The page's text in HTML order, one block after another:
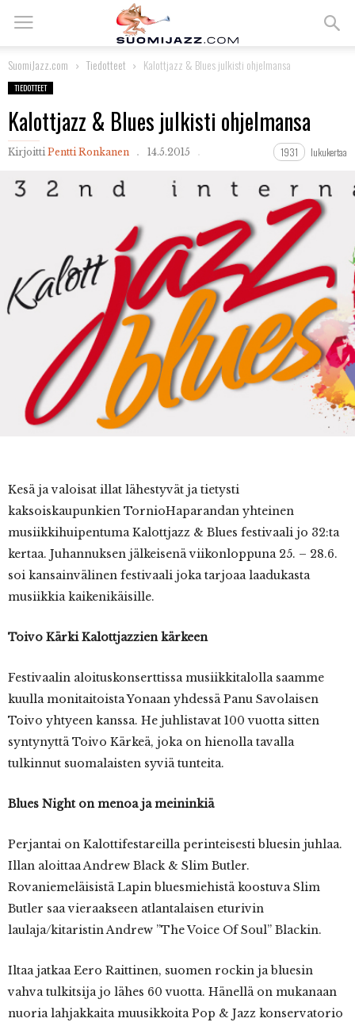
SuomiJazz.com Tiedotteet Kalottjazz & Blues julkisti ohjelmansa
TIEDOTTEET
Kalottjazz & Blues julkisti ohjelmansa
Kirjoitti Pentti Ronkanen 14.5.2015 1931 lukukertaa
Kesäja valoisat illat lähestyvät ja tietysti
kaksoiskaupunkien TornioHaparandan yhteinen
musiikkihuipentuma Kalottjazz & Blues festivaali jo 32:ta
kertaa. Juhannuksen jälkeisenä viikonloppuna 25. – 28.6.
soi kansainvälinen festivaali joka tarjoaa laadukasta
musiikkia kaikenikäisille.
Toivo Kärki Kalottjazzien kärkeen
Festivaalin aloituskonserttissa musiikkitalolla saamme
kuulla monitaitoista Yonaan yhdessä Panu Savolaisen
Toivo yhtyeen kanssa. He juhlistavat 100 vuotta sitten
syntynyttä Toivo Kärkeä, joka on hienolla tavalla
tulkinnut suomalaisten syviä tunteita.
Blues Night on menoa ja meininkiä
Perjantai on Kalottifestareilla perinteisesti bluesin juhlaa.
Illan aloittaa Andrew Black & Slim Butler.
Rovaniemeläisistä Lapin bluesmiehistä koostuva Slim
Butler saa vieraakseen atlantalaisen eturivin
laulaja/kitaristin Andrew ”The Voice Of Soul” Blackin.
Iltaa jatkaa Eero Raittinen, suomen rockin ja bluesin
vahva tulkitsija jo lähes 60 vuotta. Hänellä on mukanaan
nuoria lahjakkaita muusikkoita Pop & Jazz konservatorio